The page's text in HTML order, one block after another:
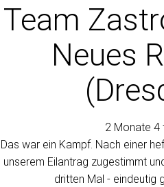
Team
Neues
2 Monate 4
Das war ein Kampf. Nach einer
unserem Eilantrag zugestimmt
dritten Mal - eindeutig